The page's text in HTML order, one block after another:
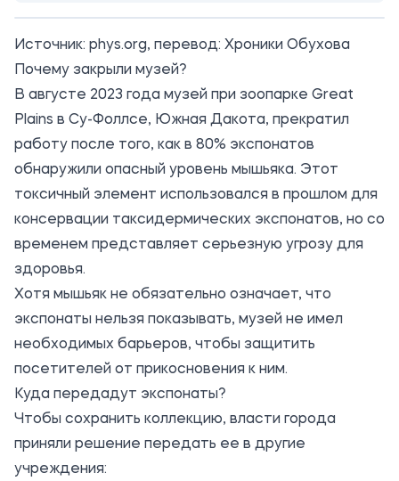
Источник: phys.org, перевод: Хроники Обухова
Почему закрыли музей?
В августе 2023 года музей при зоопарке Great
Plains в Су-Фоллсе, Южная Дакота, прекратил
работу после того, как в 80% экспонатов
обнаружили опасный уровень мышьяка. Этот
токсичный элемент использовался в прошлом для
консервации таксидермических экспонатов, но со
временем представляет серьезную угрозу для
здоровья.
Хотя мышьяк не обязательно означает, что
экспонаты нельзя показывать, музей не имел
необходимых барьеров, чтобы защитить
посетителей от прикосновения к ним.
Куда передадут экспонаты?
Чтобы сохранить коллекцию, власти города
приняли решение передать ее в другие
учреждения: